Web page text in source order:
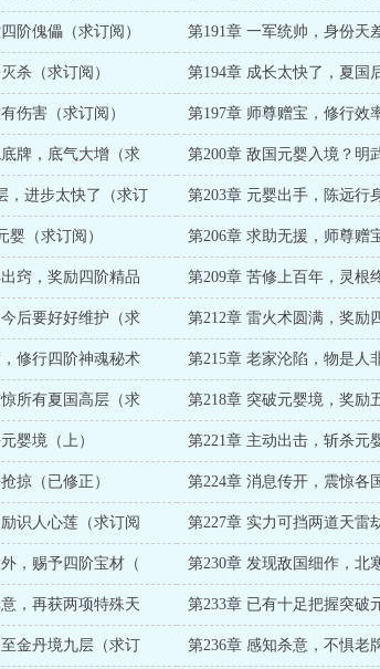
阶傀儡（求订阅） 第191章 一军统帅，身份天
杀（求订阅） 第194章 成长太快了，夏国
伤害（求订阅） 第197章 师尊赠宝，修行效
牌，底气大增（求 第200章 敌国元婴入境？明
，进步太快了（求订 第203章 元婴出手，陈远行
婴（求订阅） 第206章 求助无援，师尊赠
窍，奖励四阶精品 第209章 苦修上百年，灵根
后要好好维护（求 第212章 雷火术圆满，奖励
修行四阶神魂秘术 第215章 老家沦陷，物是人
所有夏国高层（求 第218章 突破元婴境，奖励
婴境（上） 第221章 主动出击，斩杀元
掠（已修正） 第224章 消息传开，震惊各
识人心莲（求订阅 第227章 实力可挡两道天雷
，赐予四阶宝材（ 第230章 发现敌国细作，北
，再获两项特殊天 第233章 已有十足把握突破
金丹境九层（求订 第236章 感知杀意，不惧老